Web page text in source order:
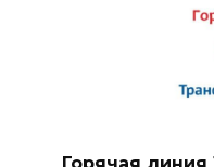
Горячая линия